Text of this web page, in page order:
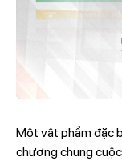
Một vật phẩm đặc
chương chung